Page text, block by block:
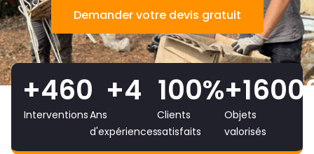
Demander votre devis gratuit
Interventions
+460
Ans
d'expériences
+4
Clients
satisfaits
100%
Objets
valorisés
+